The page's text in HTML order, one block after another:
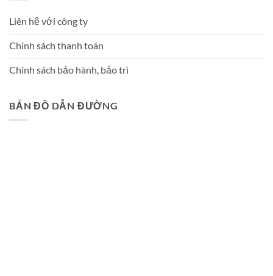
Liên hệ với công ty
Chính sách thanh toán
Chính sách bảo hành, bảo trì
BẢN ĐỒ DẪN ĐƯỜNG